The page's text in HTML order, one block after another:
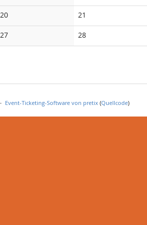
20 21
27 28
Event-Ticketing-Software von pretix (Quellcode)